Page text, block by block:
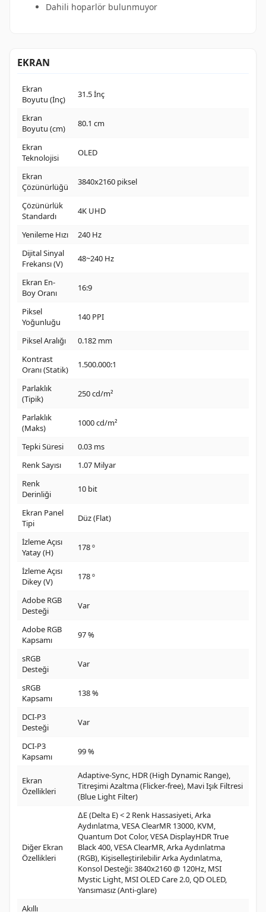
Dahili hoparlör bulunmuyor
EKRAN
Ekran
Boyutu (İnç)
31.5 İnç
Ekran
Boyutu (cm)
80.1 cm
Ekran
Teknolojisi
OLED
Ekran
Çözünürlüğü
3840x2160 piksel
Çözünürlük
Standardı
4K UHD
Yenileme Hızı
240 Hz
Dijital Sinyal
Frekansı (V)
48~240 Hz
Ekran En-
Boy Oranı
16:9
Piksel
Yoğunluğu
140 PPI
Piksel Aralığı
0.182 mm
Kontrast
Oranı (Statik)
1.500.000:1
Parlaklık
(Tipik)
250 cd/m²
Parlaklık
(Maks)
1000 cd/m²
Tepki Süresi
0.03 ms
Renk Sayısı
1.07 Milyar
Renk
Derinliği
10 bit
Ekran Panel
Tipi
Düz (Flat)
İzleme Açısı
Yatay (H)
178 º
İzleme Açısı
Dikey (V)
178 º
Adobe RGB
Desteği
Var
Adobe RGB
Kapsamı
97 %
sRGB
Desteği
Var
sRGB
Kapsamı
138 %
DCI-P3
Desteği
Var
DCI-P3
Kapsamı
99 %
Ekran
Özellikleri
Adaptive-Sync, HDR (High Dynamic Range),
Titreşimi Azaltma (Flicker-free), Mavi Işık Filtresi
(Blue Light Filter)
Diğer Ekran
Özellikleri
∆E (Delta E) < 2 Renk Hassasiyeti, Arka
Aydınlatma, VESA ClearMR 13000, KVM,
Quantum Dot Color, VESA DisplayHDR True
Black 400, VESA ClearMR, Arka Aydınlatma
(RGB), Kişiselleştirilebilir Arka Aydınlatma,
Konsol Desteği: 3840x2160 @ 120Hz, MSI
Mystic Light, MSI OLED Care 2.0, QD OLED,
Yansımasız (Anti-glare)
Akıllı